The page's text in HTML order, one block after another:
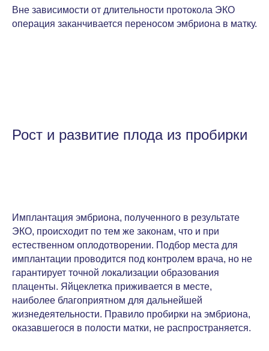
Вне зависимости от длительности протокола ЭКО
операция заканчивается переносом эмбриона в матку.
Рост и развитие плода из пробирки
Имплантация эмбриона, полученного в результате
ЭКО, происходит по тем же законам, что и при
естественном оплодотворении. Подбор места для
имплантации проводится под контролем врача, но не
гарантирует точной локализации образования
плаценты. Яйцеклетка приживается в месте,
наиболее благоприятном для дальнейшей
жизнедеятельности. Правило пробирки на эмбриона,
оказавшегося в полости матки, не распространяется.